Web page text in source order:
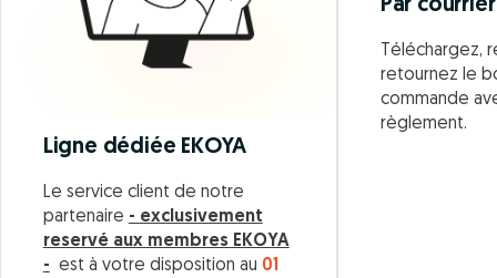
Ligne dédiée EKOYA
Le service client de notre
partenaire - exclusivement
reservé aux membres EKOYA
- est à votre disposition au 01
Par courrier
Téléchargez,
retournez le
commande
règlement.